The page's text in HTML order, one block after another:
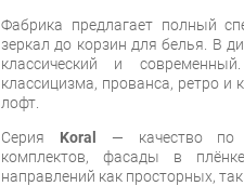
Фабрика предлагает полный
зеркал до корзин для белья. В
классический и
классицизма, прованса, ретро и
лофт.
Серия Koral
— качество по
комплектов, фасады в
направлений как просторных,